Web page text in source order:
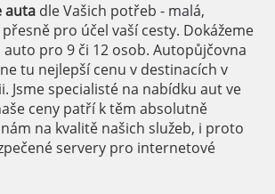
auta dle Vašich potřeb - malá,
pro účel vaší cesty. Dokážeme
pro 9 či 12 osob. Autopůjčovna
tu nejlepší cenu v destinacích v
Jsme specialisté na nabídku aut ve
ceny patří k těm absolutně
na kvalitě našich služeb, i proto
servery pro internetové